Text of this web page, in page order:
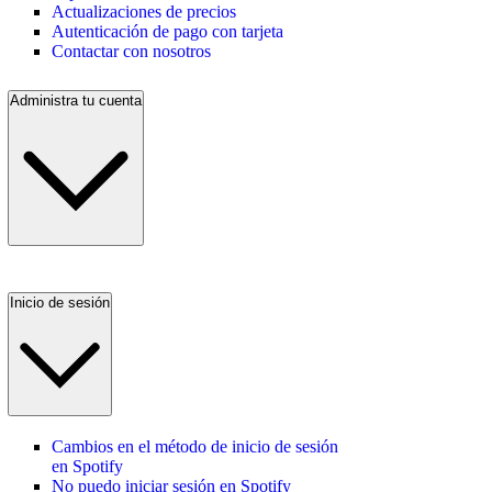
Actualizaciones de precios
Autenticación de pago con tarjeta
Contactar con nosotros
Administra tu cuenta
Inicio de sesión
Cambios en el método de inicio de sesión
en Spotify
No puedo iniciar sesión en Spotify